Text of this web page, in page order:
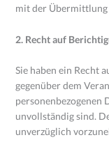
mit der
2. Recht auf
Sie haben ein Recht
gegenüber dem
personenbezogenen
unvollständig sind.
unverzüglich